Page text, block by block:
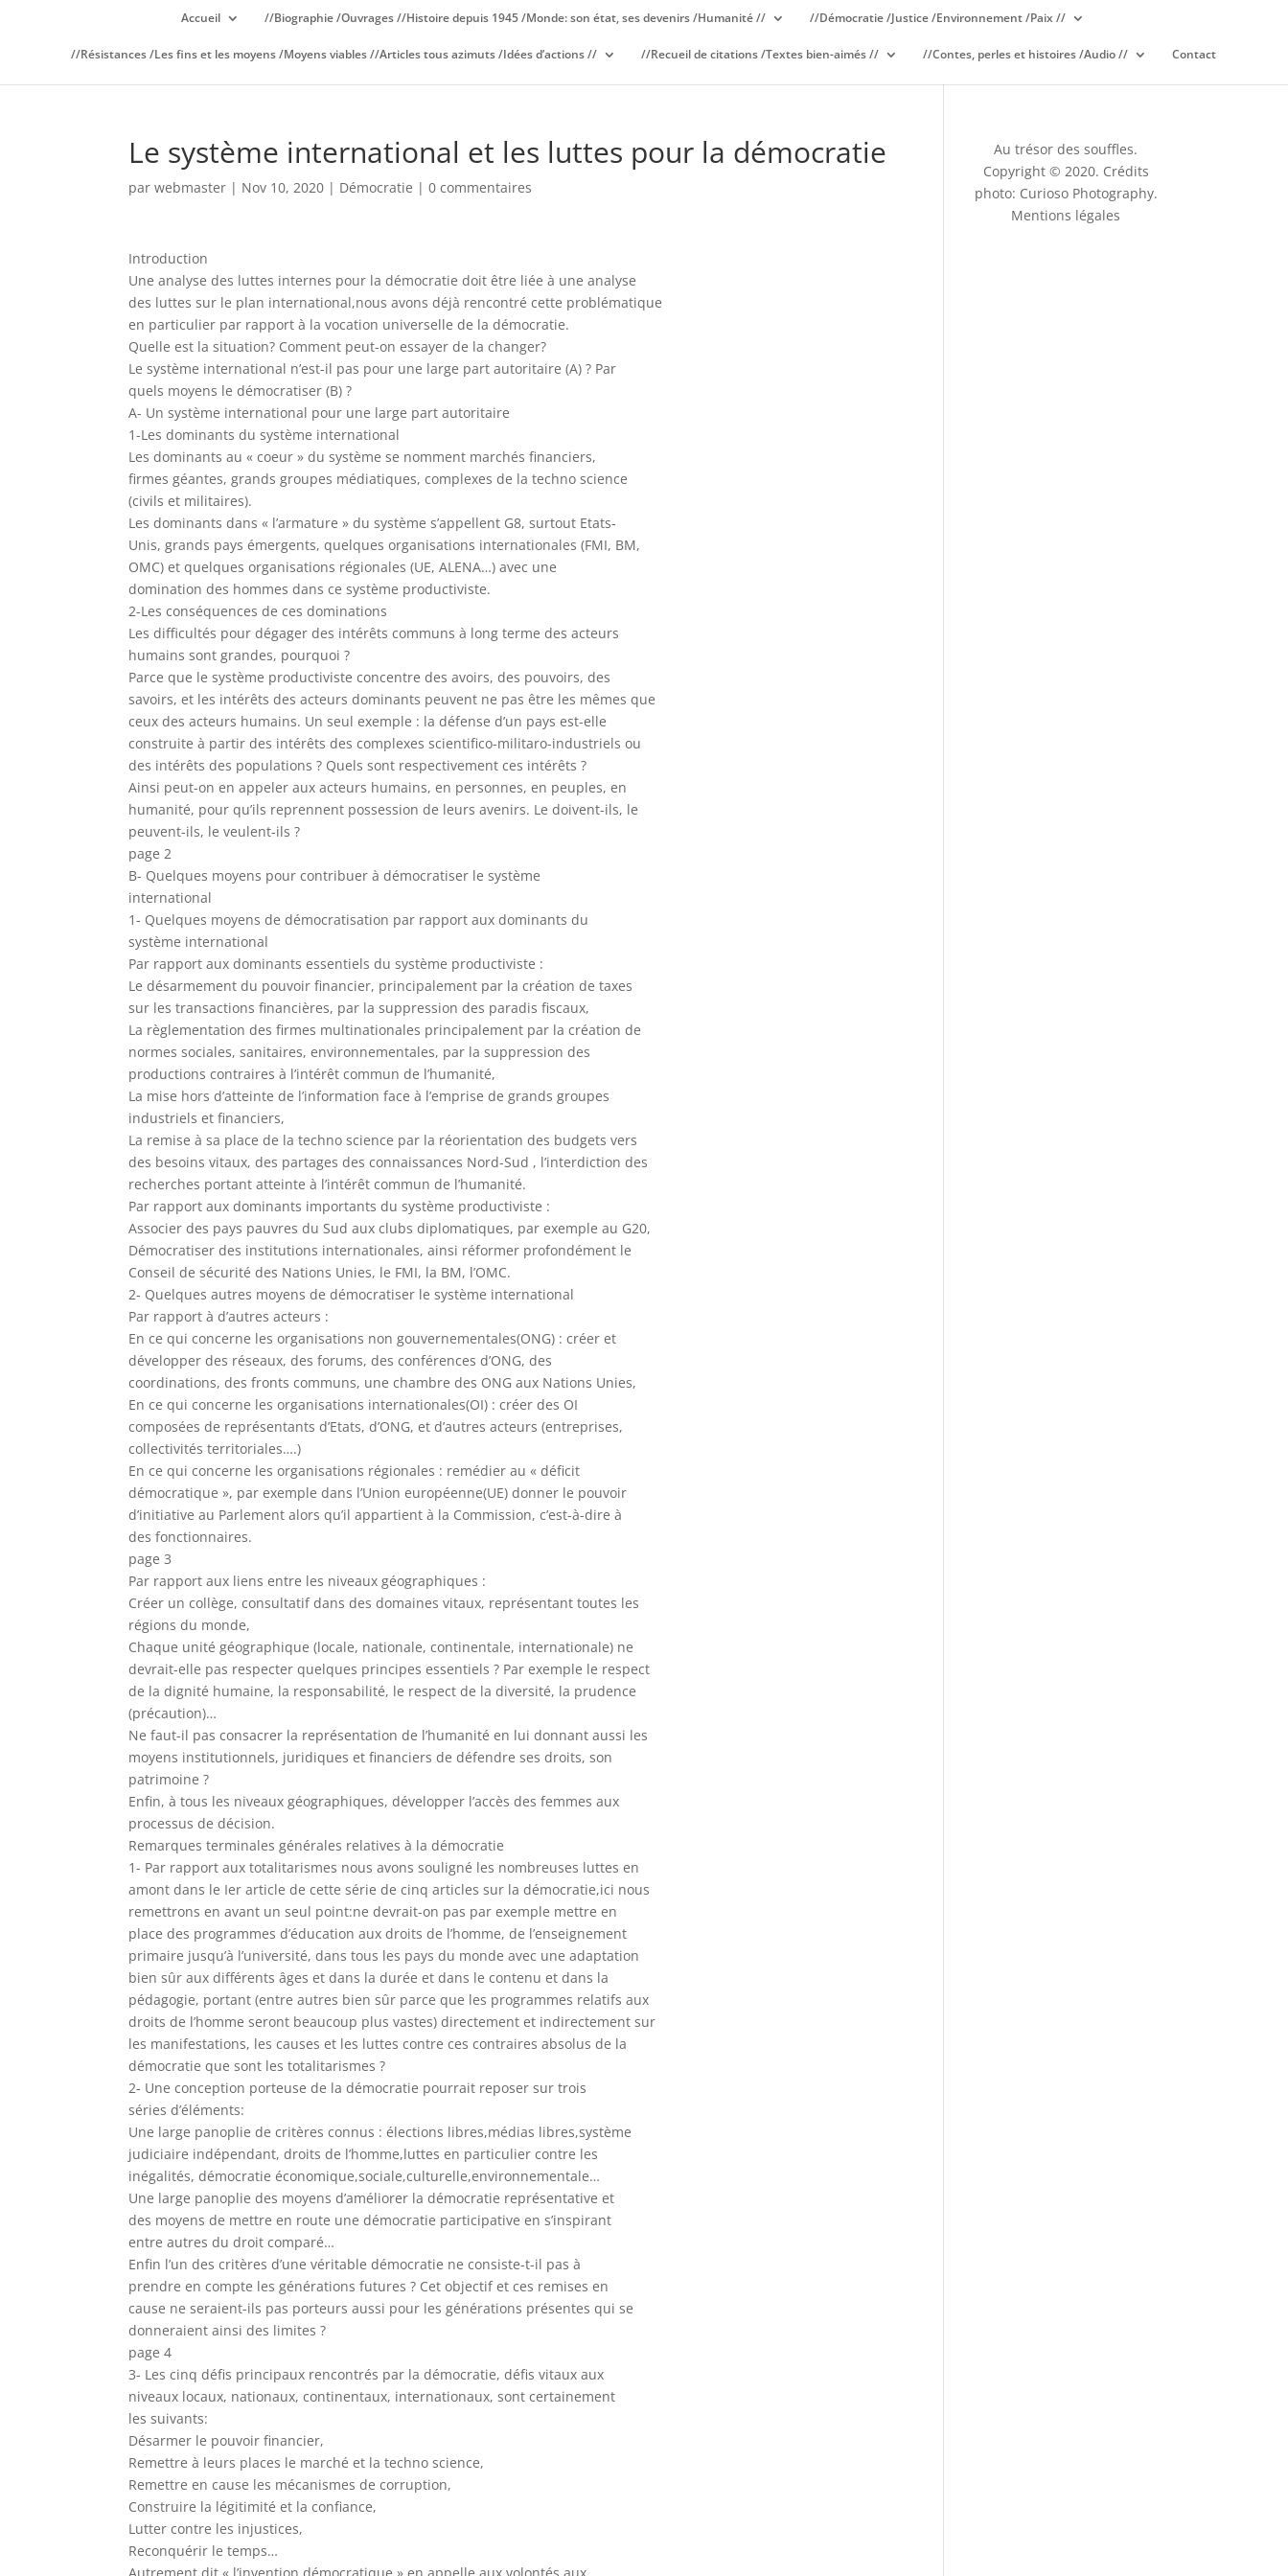
Accueil //Biographie /Ouvrages //Histoire depuis 1945 /Monde: son état, ses devenirs /Humanité // //Démocratie /Justice /Environnement /Paix //
//Résistances /Les fins et les moyens /Moyens viables //Articles tous azimuts /Idées d’actions // //Recueil de citations /Textes bien-aimés // //Contes, perles et histoires /Audio // Contact
Le système international et les luttes pour la démocratie
parwebmaster | Nov 10, 2020 | Démocratie |0 commentaires
Introduction
Une analyse des luttes internes pour la démocratie doit être liée à une analyse
des luttes sur le plan international,nous avons déjà rencontré cette problématique
en particulier par rapport à la vocation universelle de la démocratie.
Quelle est la situation? Comment peut-on essayer de la changer?
Le système international n’est-il pas pour une large part autoritaire (A) ? Par
quels moyens le démocratiser (B) ?
A- Un système international pour une large part autoritaire
1-Les dominants du système international
Les dominants au « coeur » du système se nomment marchés financiers,
firmes géantes, grands groupes médiatiques, complexes de la techno science
(civils et militaires).
Les dominants dans « l’armature » du système s’appellent G8, surtout Etats-
Unis, grands pays émergents, quelques organisations internationales (FMI, BM,
OMC) et quelques organisations régionales (UE, ALENA…) avec une
domination des hommes dans ce système productiviste.
2-Les conséquences de ces dominations
Les difficultés pour dégager des intérêts communs à long terme des acteurs
humains sont grandes, pourquoi ?
Parce que le système productiviste concentre des avoirs, des pouvoirs, des
savoirs, et les intérêts des acteurs dominants peuvent ne pas être les mêmes que
ceux des acteurs humains. Un seul exemple : la défense d’un pays est-elle
construite à partir des intérêts des complexes scientifico-militaro-industriels ou
des intérêts des populations ? Quels sont respectivement ces intérêts ?
Ainsi peut-on en appeler aux acteurs humains, en personnes, en peuples, en
humanité, pour qu’ils reprennent possession de leurs avenirs. Le doivent-ils, le
peuvent-ils, le veulent-ils ?
page 2
B- Quelques moyens pour contribuer à démocratiser le système
international
1- Quelques moyens de démocratisation par rapport aux dominants du
système international
Par rapport aux dominants essentiels du système productiviste :
Le désarmement du pouvoir financier, principalement par la création de taxes
sur les transactions financières, par la suppression des paradis fiscaux,
La règlementation des firmes multinationales principalement par la création de
normes sociales, sanitaires, environnementales, par la suppression des
productions contraires à l’intérêt commun de l’humanité,
La mise hors d’atteinte de l’information face à l’emprise de grands groupes
industriels et financiers,
La remise à sa place de la techno science par la réorientation des budgets vers
des besoins vitaux, des partages des connaissances Nord-Sud , l’interdiction des
recherches portant atteinte à l’intérêt commun de l’humanité.
Par rapport aux dominants importants du système productiviste :
Associer des pays pauvres du Sud aux clubs diplomatiques, par exemple au G20,
Démocratiser des institutions internationales, ainsi réformer profondément le
Conseil de sécurité des Nations Unies, le FMI, la BM, l’OMC.
2- Quelques autres moyens de démocratiser le système international
Par rapport à d’autres acteurs :
En ce qui concerne les organisations non gouvernementales(ONG) : créer et
développer des réseaux, des forums, des conférences d’ONG, des
coordinations, des fronts communs, une chambre des ONG aux Nations Unies,
En ce qui concerne les organisations internationales(OI) : créer des OI
composées de représentants d’Etats, d’ONG, et d’autres acteurs (entreprises,
collectivités territoriales….)
En ce qui concerne les organisations régionales : remédier au « déficit
démocratique », par exemple dans l’Union européenne(UE) donner le pouvoir
d’initiative au Parlement alors qu’il appartient à la Commission, c’est-à-dire à
des fonctionnaires.
page 3
Par rapport aux liens entre les niveaux géographiques :
Créer un collège, consultatif dans des domaines vitaux, représentant toutes les
régions du monde,
Chaque unité géographique (locale, nationale, continentale, internationale) ne
devrait-elle pas respecter quelques principes essentiels ? Par exemple le respect
de la dignité humaine, la responsabilité, le respect de la diversité, la prudence
(précaution)…
Ne faut-il pas consacrer la représentation de l’humanité en lui donnant aussi les
moyens institutionnels, juridiques et financiers de défendre ses droits, son
patrimoine ?
Enfin, à tous les niveaux géographiques, développer l’accès des femmes aux
processus de décision.
Remarques terminales générales relatives à la démocratie
1- Par rapport aux totalitarismes nous avons souligné les nombreuses luttes en
amont dans le Ier article de cette série de cinq articles sur la démocratie,ici nous
remettrons en avant un seul point:ne devrait-on pas par exemple mettre en
place des programmes d’éducation aux droits de l’homme, de l’enseignement
primaire jusqu’à l’université, dans tous les pays du monde avec une adaptation
bien sûr aux différents âges et dans la durée et dans le contenu et dans la
pédagogie, portant (entre autres bien sûr parce que les programmes relatifs aux
droits de l’homme seront beaucoup plus vastes) directement et indirectement sur
les manifestations, les causes et les luttes contre ces contraires absolus de la
démocratie que sont les totalitarismes ?
2- Une conception porteuse de la démocratie pourrait reposer sur trois
séries d’éléments:
Une large panoplie de critères connus : élections libres,médias libres,système
judiciaire indépendant, droits de l’homme,luttes en particulier contre les
inégalités, démocratie économique,sociale,culturelle,environnementale…
Une large panoplie des moyens d’améliorer la démocratie représentative et
des moyens de mettre en route une démocratie participative en s’inspirant
entre autres du droit comparé…
Enfin l’un des critères d’une véritable démocratie ne consiste-t-il pas à
prendre en compte les générations futures ? Cet objectif et ces remises en
cause ne seraient-ils pas porteurs aussi pour les générations présentes qui se
donneraient ainsi des limites ?
page 4
3- Les cinq défis principaux rencontrés par la démocratie, défis vitaux aux
niveaux locaux, nationaux, continentaux, internationaux, sont certainement
les suivants:
Désarmer le pouvoir financier,
Remettre à leurs places le marché et la techno science,
Remettre en cause les mécanismes de corruption,
Construire la légitimité et la confiance,
Lutter contre les injustices,
Reconquérir le temps…
Au trésor des souffles.
Copyright © 2020. Crédits
photo: Curioso Photography.
Mentions légales